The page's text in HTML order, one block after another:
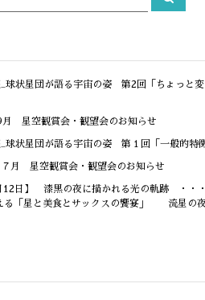
索
球状星団が語る宇宙の姿 第2回「ちょっと変
月 星空観賞会・観望会のお知らせ
球状星団が語る宇宙の姿 第１回「一般的特徴
月 星空観賞会・観望会のお知らせ
12日】 漆黒の夜に描かれる光の軌跡 ・・
る「星と美食とサックスの饗宴」 流星の